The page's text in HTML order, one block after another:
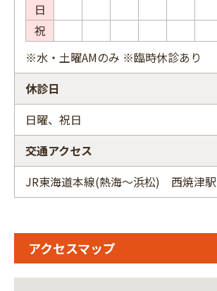
日
祝
※水・土曜AMのみ ※臨時休診あり
休診日
日曜、祝日
交通アクセス
JR東海道本線(熱海～浜松) 西焼津駅
アクセスマップ